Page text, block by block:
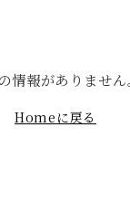
情報がありません
Homeに戻る